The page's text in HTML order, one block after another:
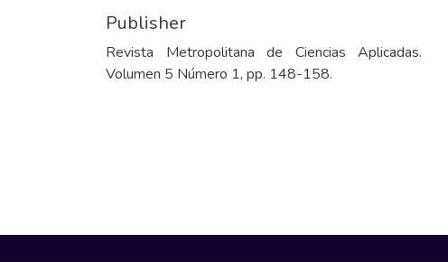
Publisher
Revista Metropolitana de Ciencias Aplicadas.
Volumen 5 Número 1, pp. 148-158.